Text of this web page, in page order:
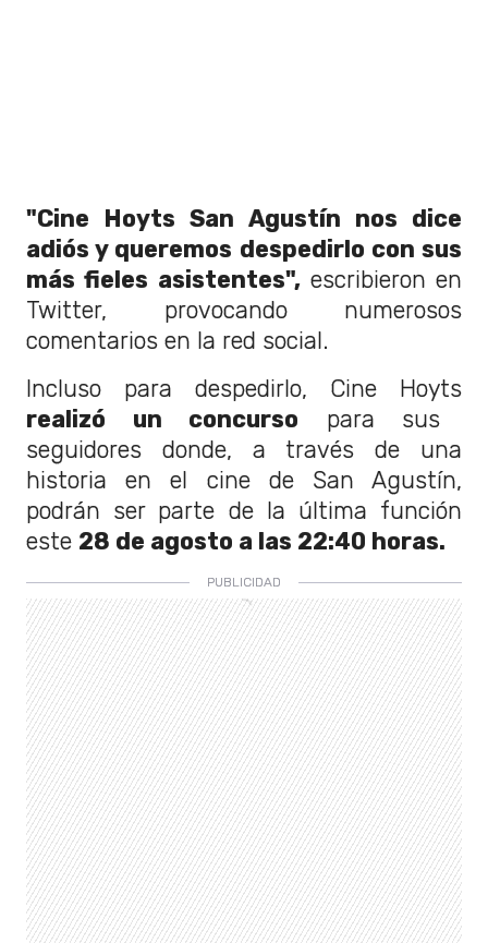
"Cine Hoyts San Agustín nos dice
adiós y queremos despedirlo con sus
más fieles asistentes",escribieron en
Twitter, provocando numerosos
comentarios en la red social.
Incluso para despedirlo, Cine Hoyts
realizó un concurso para sus
seguidores donde, a través de una
historia en el cine de San Agustín,
podrán ser parte de la última función
este 28 de agosto a las 22:40 horas.